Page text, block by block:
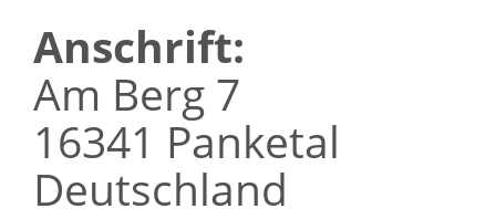
Anschrift:
Am Berg 7
16341 Panketal
Deutschland